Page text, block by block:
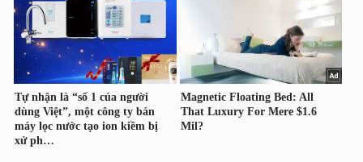
CHĂM
SÓC
SỨC
KHỎE